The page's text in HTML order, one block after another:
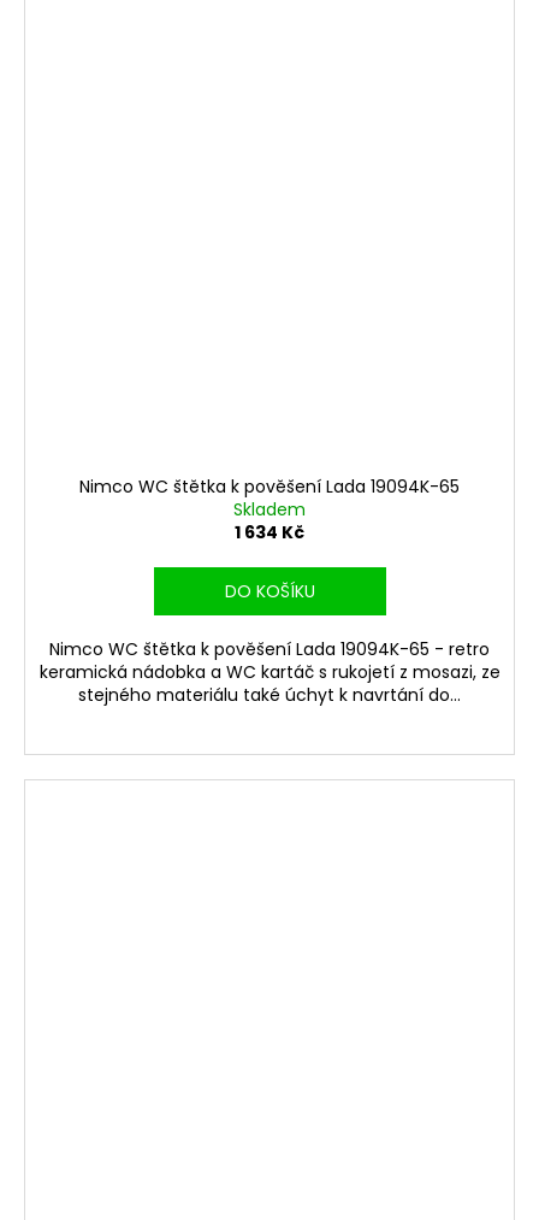
Nimco WC štětka k pověšení Lada 19094K-65
Skladem
1 634 Kč
DO KOŠÍKU
Nimco WC štětka k pověšení Lada 19094K-65 - retro
keramická nádobka a WC kartáč s rukojetí z mosazi, ze
stejného materiálu také úchyt k navrtání do...